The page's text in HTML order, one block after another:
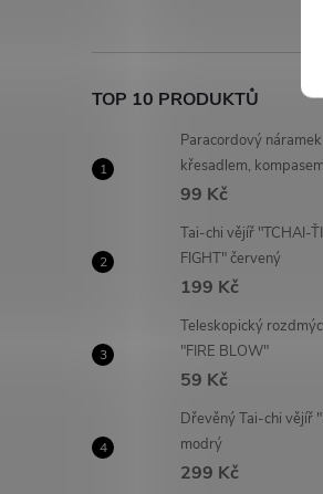
TOP 10 PRODUKTŮ
Paracordový
křesadlem,
99 Kč
Tai-chi vějíř "TCHAI-
FIGHT" červený
199 Kč
Teleskopický
"FIRE BLOW"
59 Kč
Dřevěný Tai-chi vějíř
modrý
299 Kč